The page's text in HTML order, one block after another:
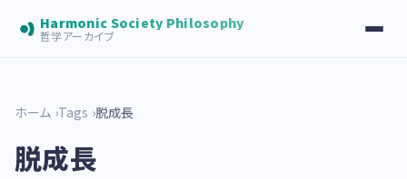
Harmonic Society Philosophy
哲学アーカイブ
ホーム Tags 脱成長
脱成長